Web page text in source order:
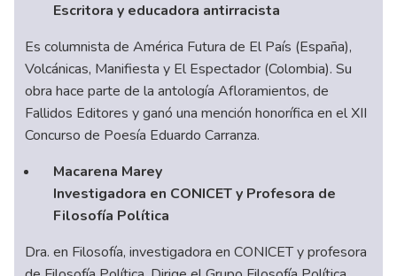
Escritora y educadora antirracista
Es columnista de América Futura de El País (España),
Volcánicas, Manifiesta y El Espectador (Colombia). Su
obra hace parte de la antología Afloramientos, de
Fallidos Editores y ganó una mención honorífica en el XII
Concurso de Poesía Eduardo Carranza.
Macarena Marey
Investigadora en CONICET y Profesora de
Filosofía Política
Dra. en Filosofía, investigadora en CONICET y profesora